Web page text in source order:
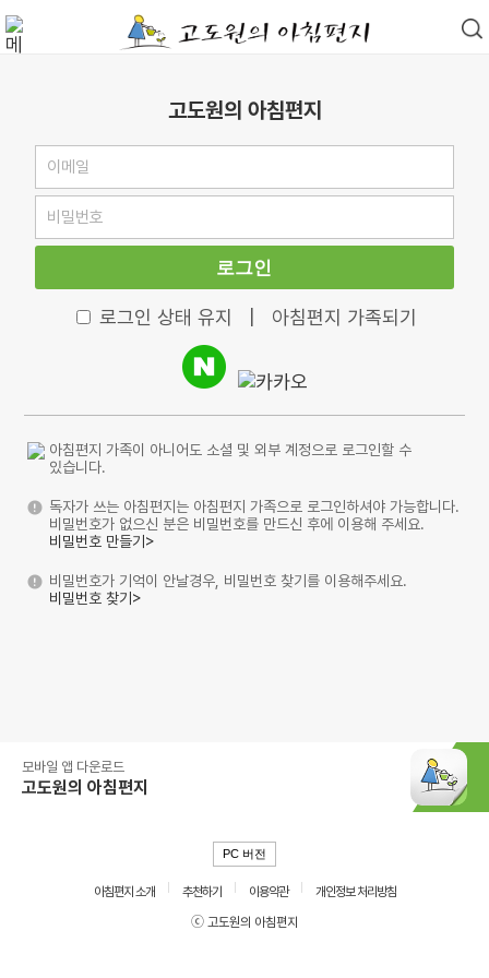
고도원의 아침편지
로그인
로그인 상태 유지 아침편지 가족되기
아침편지 가족이 아니어도 소셜 및 외부 계정으로 로그인할 수
있습니다.
독자가 쓰는 아침편지는 아침편지 가족으로 로그인하셔야 가능합니다.
비밀번호가 없으신 분은 비밀번호를 만드신 후에 이용해 주세요.
비밀번호 만들기>
비밀번호가 기억이 안날경우, 비밀번호 찾기를 이용해주세요.
비밀번호 찾기>
모바일 앱 다운로드
고도원의 아침편지
PC 버전
아침편지 소개 추천하기 이용약관
개인정보 처리방침
ⓒ 고도원의 아침편지